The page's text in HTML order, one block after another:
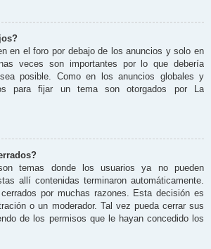
en el foro por debajo de los anuncios y solo en
veces son importantes por lo que debería
posible. Como en los anuncios globales y
para fijar un tema son otorgados por La
temas donde los usuarios ya no pueden
allí contenidas terminaron automáticamente.
cerrados por muchas razones. Esta decisión es
o un moderador. Tal vez pueda cerrar sus
de los permisos que le hayan concedido los